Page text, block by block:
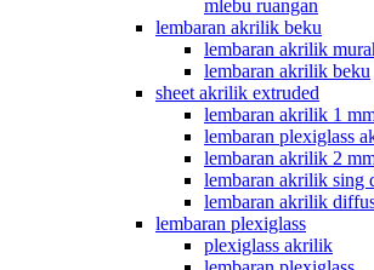
mlebu ruangan
lembaran akrilik beku
lembaran akrilik
lembaran akrilik beku
sheet akrilik extruded
lembaran akrilik 1
lembaran plexiglass
lembaran akrilik 2
lembaran akrilik sing
lembaran akrilik
lembaran plexiglass
plexiglass akrilik